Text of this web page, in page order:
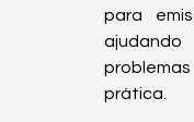
para